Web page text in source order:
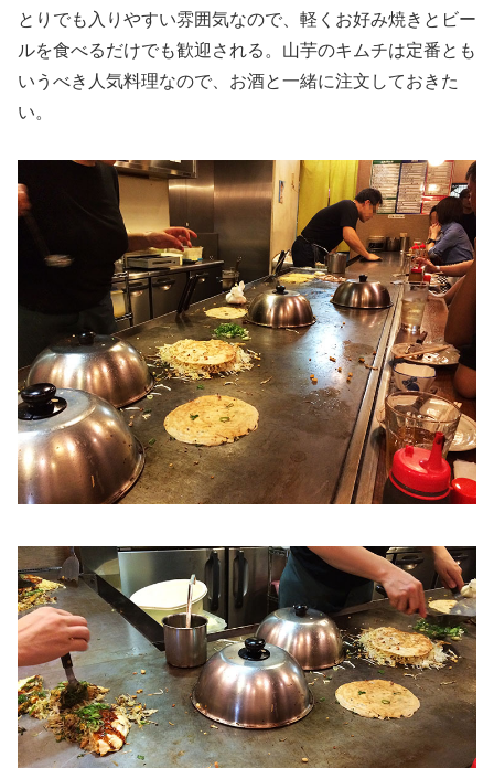
とりでも入りやすい雰囲気なので、軽くお好み焼きとビー
ルを食べるだけでも歓迎される。山芋のキムチは定番とも
いうべき人気料理なので、お酒と一緒に注文しておきた
い。